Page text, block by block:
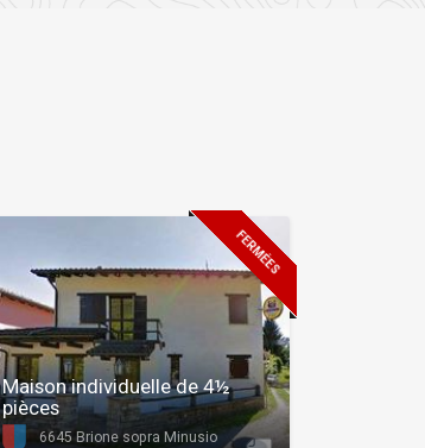
FERMÉES
Maison individuelle de 4½
pièces
6645 Brione sopra Minusio